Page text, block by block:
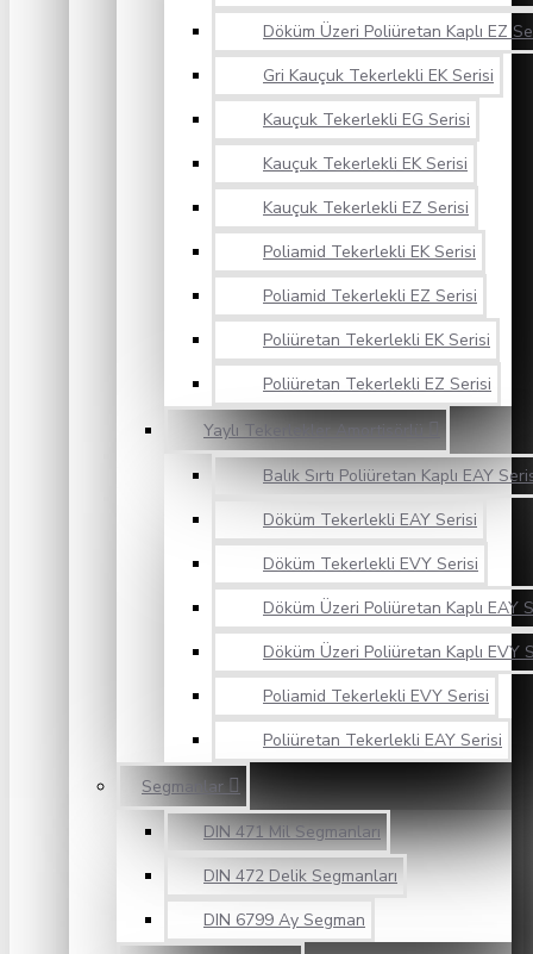
Döküm Üzeri Poliüretan Kaplı EZ
Gri Kauçuk Tekerlekli EK Serisi
Kauçuk Tekerlekli EG Serisi
Kauçuk Tekerlekli EK Serisi
Kauçuk Tekerlekli EZ Serisi
Poliamid Tekerlekli EK Serisi
Poliamid Tekerlekli EZ Serisi
Poliüretan Tekerlekli EK Serisi
Poliüretan Tekerlekli EZ Serisi
Yaylı Tekerlekler Amortisörlü
Balık Sırtı Poliüretan Kaplı EAY
Döküm Tekerlekli EAY Serisi
Döküm Tekerlekli EVY Serisi
Döküm Üzeri Poliüretan Kaplı EAY
Döküm Üzeri Poliüretan Kaplı EVY
Poliamid Tekerlekli EVY Serisi
Poliüretan Tekerlekli EAY Serisi
Segmanlar
DIN 471 Mil Segmanları
DIN 472 Delik Segmanları
DIN 6799 Ay Segman